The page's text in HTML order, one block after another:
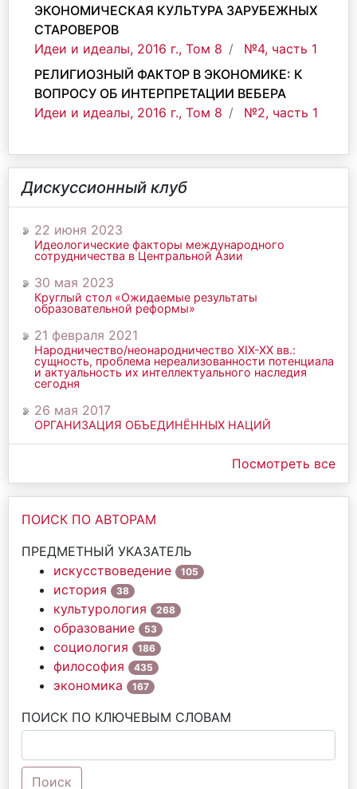
ЭКОНОМИЧЕСКАЯ КУЛЬТУРА ЗАРУБЕЖНЫХ
СТАРОВЕРОВ
Идеи и идеалы, 2016 г., Том 8
№4, часть 1
РЕЛИГИОЗНЫЙ ФАКТОР В ЭКОНОМИКЕ: К
ВОПРОСУ ОБ ИНТЕРПРЕТАЦИИ ВЕБЕРА
Идеи и идеалы, 2016 г., Том 8
№2, часть 1
Дискуссионный клуб
22 июня 2023
Идеологические факторы международного
сотрудничества в Центральной Азии
30 мая 2023
Круглый стол «Ожидаемые результаты
образовательной реформы»
21 февраля 2021
Народничество/неонародничество ХIХ-ХХ вв.:
сущность, проблема нереализованности потенциала
и актуальность их интеллектуального наследия
сегодня
26 мая 2017
ОРГАНИЗАЦИЯ ОБЪЕДИНЁННЫХ НАЦИЙ
Посмотреть все
ПОИСК ПО АВТОРАМ
ПРЕДМЕТНЫЙ УКАЗАТЕЛЬ
искусствоведение
105
история 38
культурология 268
образование 53
социология 186
философия 435
экономика 167
ПОИСК ПО КЛЮЧЕВЫМ СЛОВАМ
Поиск